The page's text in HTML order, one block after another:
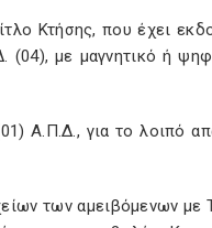
Κτήσης, που έχει
με μαγνητικό ή
Α.Π.Δ., για το λοιπό
των αμειβόμενων με